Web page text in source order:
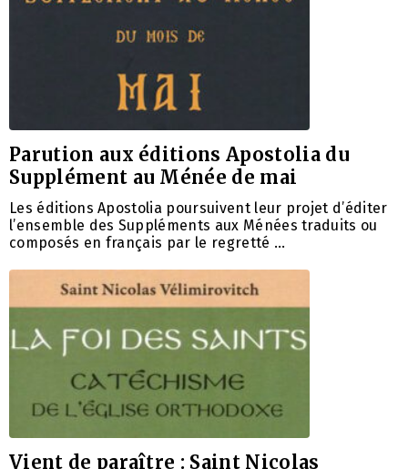
Parution aux éditions Apostolia du
Supplément au Ménée de mai
Les éditions Apostolia poursuivent leur projet d’éditer
l’ensemble des Suppléments aux Ménées traduits ou
composés en français par le regretté …
Vient de paraître : Saint Nicolas